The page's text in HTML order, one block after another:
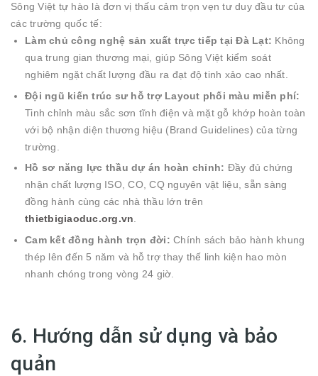
Sông Việt tự hào là đơn vị thấu cảm trọn vẹn tư duy đầu tư của
các trường quốc tế:
Làm chủ công nghệ sản xuất trực tiếp tại Đà Lạt: Không
qua trung gian thương mại, giúp Sông Việt kiểm soát
nghiêm ngặt chất lượng đầu ra đạt độ tinh xảo cao nhất.
Đội ngũ kiến trúc sư hỗ trợ Layout phối màu miễn phí:
Tinh chỉnh màu sắc sơn tĩnh điện và mặt gỗ khớp hoàn toàn
với bộ nhận diện thương hiệu (Brand Guidelines) của từng
trường.
Hồ sơ năng lực thầu dự án hoàn chỉnh: Đầy đủ chứng
nhận chất lượng ISO, CO, CQ nguyên vật liệu, sẵn sàng
đồng hành cùng các nhà thầu lớn trên
thietbigiaoduc.org.vn.
Cam kết đồng hành trọn đời: Chính sách bảo hành khung
thép lên đến 5 năm và hỗ trợ thay thế linh kiện hao mòn
nhanh chóng trong vòng 24 giờ.
6. Hướng dẫn sử dụng và bảo
quản